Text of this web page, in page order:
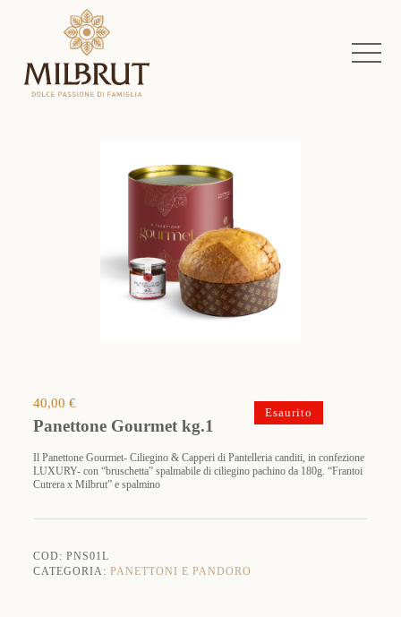
40,00€
Panettone Gourmet kg.1
Il Panettone Gourmet- Ciliegino & Capperi di Pantelleria canditi, in confezione
LUXURY- con “bruschetta” spalmabile di ciliegino pachino da 180g. “Frantoi
Cutrera x Milbrut” e spalmino
Esaurito
COD: PNS01L
CATEGORIA: PANETTONI E PANDORO